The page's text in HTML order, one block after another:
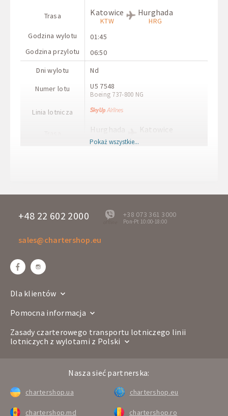
Trasa
Godzina wylotu
Godzina przylotu
Katowice
KTW
Hurghada
HRG
01:45
06:50
Dni wylotu
Numer lotu
Linia lotnicza
Nd
U5 7548
Boeing 737-800 NG
Hurghada
HRG
Katowice
Godzina wylotu
Boeing 737-800
Linia lotnicza
Godzina wylotu
Boeing 737-800
HRG
Pokaż wszystkie...
+48 22 602 2000
offline
+38 073 361 3000
Pon-Pt 10:00-18:00
sales@chartershop.eu
Dla klientów
Pomocna informacja
Zasady czarterowego transportu lotniczego linii
lotniczych z wylotami z Polski
Nasza sieć partnerska:
chartershop.ua chartershop.eu
chartershop.md chartershop.ro